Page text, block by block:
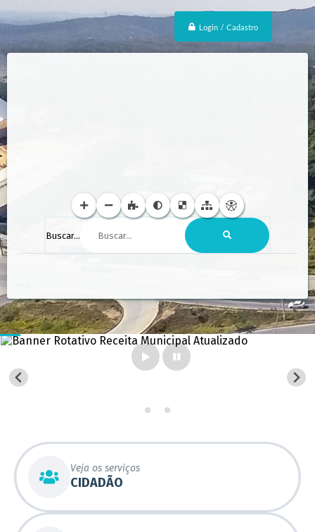
Login / Cadastro
Buscar...
CIDADÃO
Veja os serviços